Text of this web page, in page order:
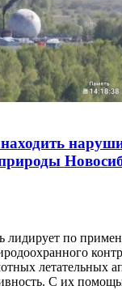
лидирует по
летательных
С их